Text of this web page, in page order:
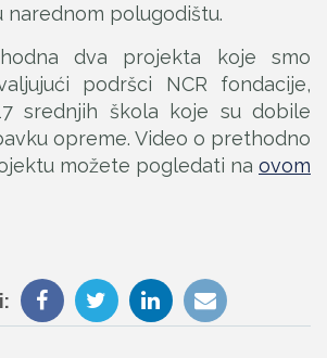
narednom polugodištu.
dva projekta koje smo
podršci NCR fondacije,
srednjih škola koje su dobile
opreme. Video o prethodno
možete pogledati na ovom